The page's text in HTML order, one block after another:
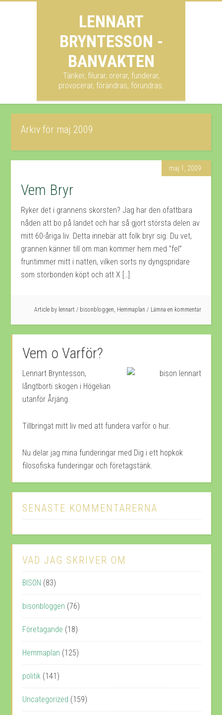
LENNART
BRYNTESSON -
BANVAKTEN
Tänker, filurar, orerar, funderar,
provocerar, förändras, förundras.
Arkiv för maj 2009
maj 1, 2009
Vem Bryr
Ryker det i grannens skorsten? Jag har den ofattbara
nåden att bo på landet och har så gjort största delen av
mitt 60-åriga liv. Detta innebär att folk bryr sig. Du vet,
grannen känner till om man kommer hem med ”fel”
fruntimmer mitt i natten, vilken sorts ny dyngspridare
som storbonden köpt och att X […]
Article by lennart / bisonbloggen, Hemmaplan Lämna en kommentar
Vem o Varför?
Lennart Bryntesson,
långtborti skogen i Högelian
utanför Årjäng.
Tillbringat mitt liv med att fundera varför o hur.
Nu delar jag mina funderingar med Dig i ett hopkok
filosofiska funderingar och företagstänk.
SENASTE KOMMENTARERNA
VAD JAG SKRIVER OM
BISON (83)
bisonbloggen (76)
Företagande (18)
Hemmaplan (125)
politik (141)
Uncategorized (159)